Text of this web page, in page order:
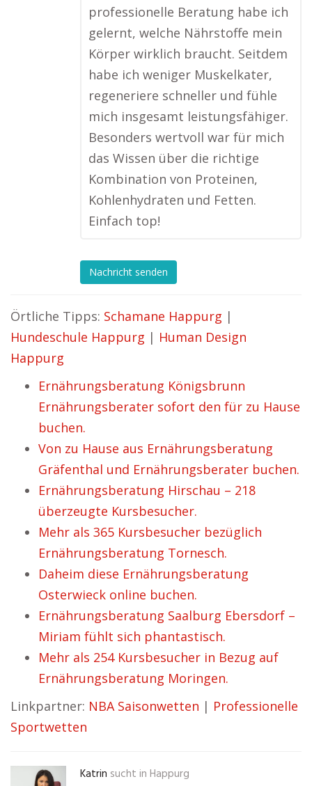
professionelle Beratung habe ich
gelernt, welche Nährstoffe mein
Körper wirklich braucht. Seitdem
habe ich weniger Muskelkater,
regeneriere schneller und fühle
mich insgesamt leistungsfähiger.
Besonders wertvoll war für mich
das Wissen über die richtige
Kombination von Proteinen,
Kohlenhydraten und Fetten.
Einfach top!
Nachricht senden
Örtliche Tipps: Schamane Happurg |
Hundeschule Happurg | Human Design
Happurg
Ernährungsberatung Königsbrunn
Ernährungsberater sofort den für zu Hause
buchen.
Von zu Hause aus Ernährungsberatung
Gräfenthal und Ernährungsberater buchen.
Ernährungsberatung Hirschau – 218
überzeugte Kursbesucher.
Mehr als 365 Kursbesucher bezüglich
Ernährungsberatung Tornesch.
Daheim diese Ernährungsberatung
Osterwieck online buchen.
Ernährungsberatung Saalburg Ebersdorf –
Miriam fühlt sich phantastisch.
Mehr als 254 Kursbesucher in Bezug auf
Ernährungsberatung Moringen.
Linkpartner: NBA Saisonwetten | Professionelle
Sportwetten
Katrin sucht in Happurg